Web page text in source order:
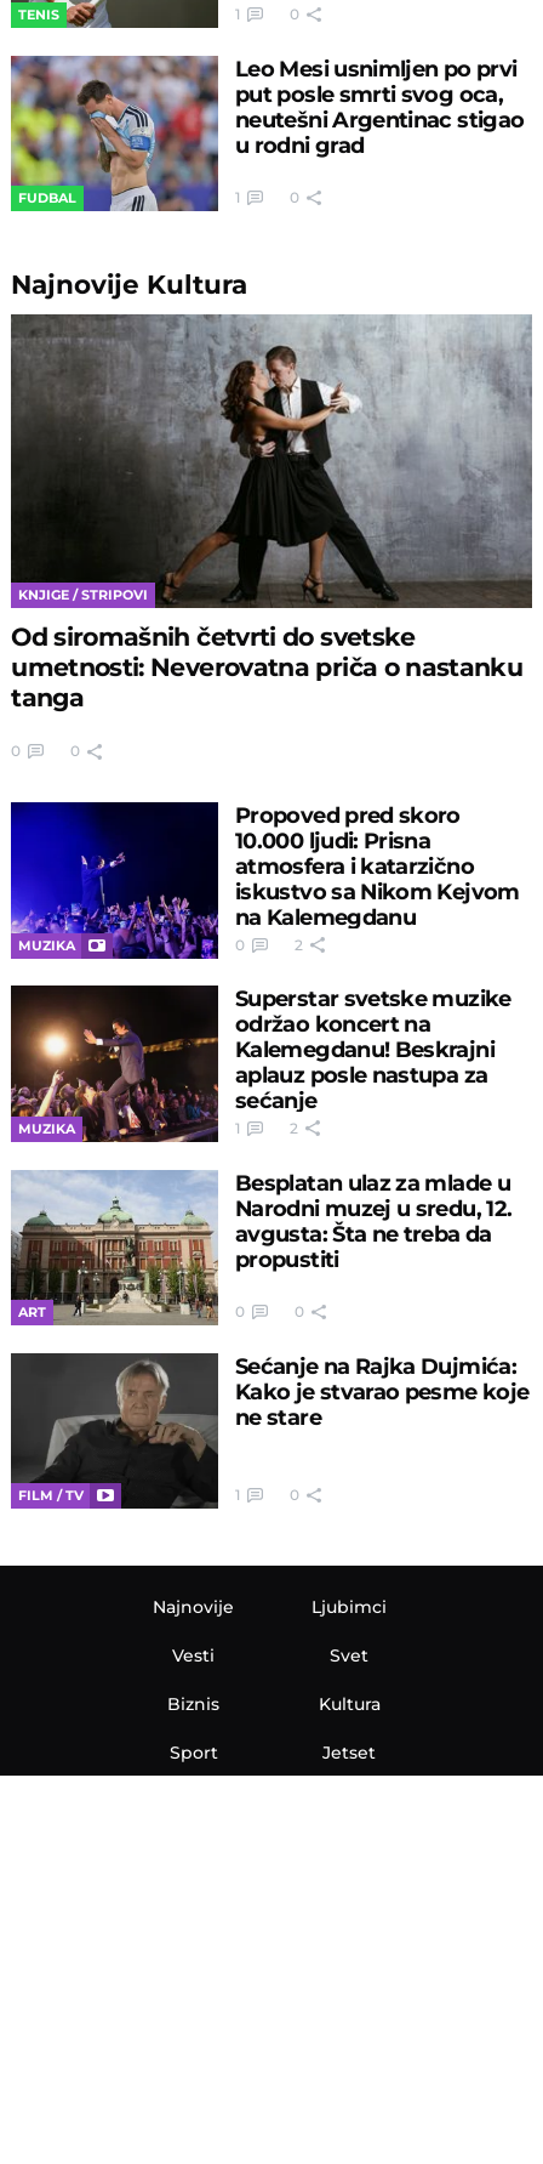
TENIS 1 0
FUDBAL
Leo Mesi usnimljen po prvi
put posle smrti svog oca,
neutešni Argentinac stigao
u rodni grad
1 0
Najnovije Kultura
KNJIGE / STRIPOVI
Od siromašnih četvrti do svetske
umetnosti: Neverovatna priča o nastanku
tanga
0 0
MUZIKA
Propoved pred skoro
10.000 ljudi: Prisna
atmosfera i katarzično
iskustvo sa Nikom Kejvom
na Kalemegdanu
0 2
MUZIKA
Superstar svetske muzike
održao koncert na
Kalemegdanu! Beskrajni
aplauz posle nastupa za
sećanje
1 2
ART
Besplatan ulaz za mlade u
Narodni muzej u sredu, 12.
avgusta: Šta ne treba da
propustiti
0 0
FILM / TV
Sećanje na Rajka Dujmića:
Kako je stvarao pesme koje
ne stare
1 0
Najnovije
Vesti
Biznis
Sport
Ljubimci
Svet
Kultura
Jetset